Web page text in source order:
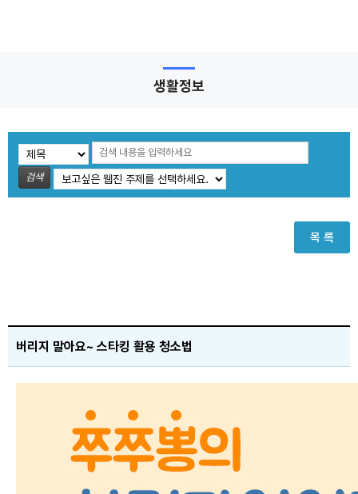
생활정보
검색
목 록
버리지 말아요~ 스타킹 활용 청소법